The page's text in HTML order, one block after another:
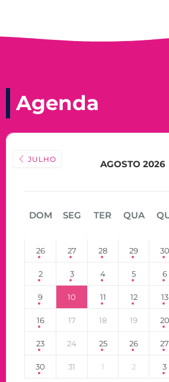
Agenda
JULHO AGOSTO 2026
DOM SEG TER QUA
26 27 28 29 30
2 3 4 5 6
9 10 11 12 13
16 17 18 19 20
23 24 25 26 27
30 31 1 2 3